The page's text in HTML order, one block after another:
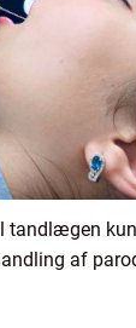
af